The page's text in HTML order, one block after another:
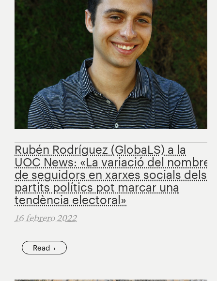
Rubén Rodríguez (GlobaLS) a la
UOC News: «La variació del nombre
de seguidors en xarxes socials dels
partits polítics pot marcar una
tendència electoral»
16 febrero 2022
Read